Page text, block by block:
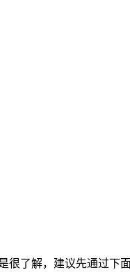
了解，建议先通过下